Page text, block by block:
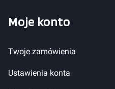
Moje konto
Twoje zamówienia
Ustawienia konta